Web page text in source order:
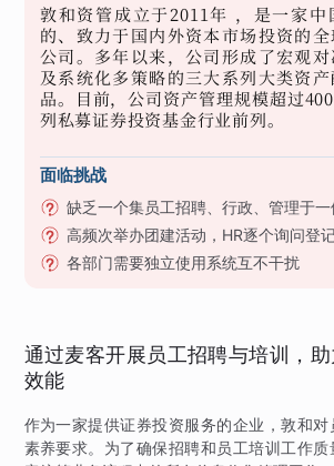
敦和资管成立于2011年 ，是一家中
的、致力于国内外资本市场投资的
公司。多年以来，公司形成了宏观
及系统化多策略的三大系列大类资
品。目前，公司资产管理规模超过
列私募证券投资基金行业前列。
面临挑战
缺乏一个集员工招聘、行政、管理于
高频次举办团建活动，HR逐个询问登
各部门需要独立使用系统互不干扰
通过麦客开展员工招聘与培训，
效能
作为一家提供证券投资服务的企业，敦和
素养要求。为了确保招聘和员工培训工作